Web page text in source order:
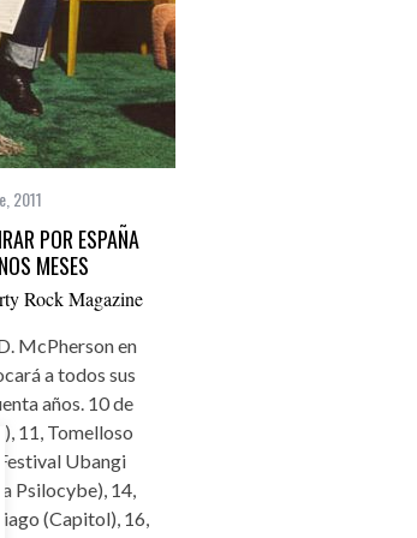
2011
POR ESPAÑA
MESES
Rock Magazine
McPherson en
a todos sus
años. 10 de
11, Tomelloso
Ubangi
Psilocybe), 14,
(Capitol), 16,